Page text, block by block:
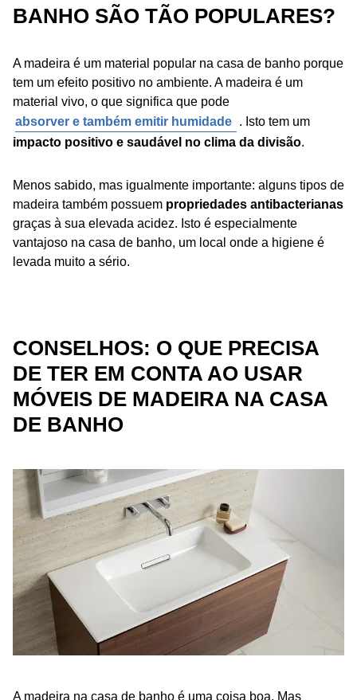
BANHO SÃO TÃO POPULARES?
A madeira é um material popular na casa de banho porque
tem um efeito positivo no ambiente. A madeira é um
material vivo, o que significa que pode
absorver e também emitir humidade . Isto tem um
impacto positivo e saudável no clima da divisão.
Menos sabido, mas igualmente importante: alguns tipos de
madeira também possuem propriedades antibacterianas
graças à sua elevada acidez. Isto é especialmente
vantajoso na casa de banho, um local onde a higiene é
levada muito a sério.
CONSELHOS: O QUE PRECISA
DE TER EM CONTA AO USAR
MÓVEIS DE MADEIRA NA CASA
DE BANHO
A madeira na casa de banho é uma coisa boa. Mas